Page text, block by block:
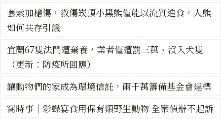
套索加槍傷，救傷崁頂小黑熊僅能以流質進食，人熊
如何共存引議
宜蘭67隻法鬥遭棄養，業者僅遭罰三萬、沒入犬隻
（更新：防疫所回應）
讓動物們的家成為環境信託，兩千萬籌備基金會達標
窩時事｜彩蝶宴食用保育類野生動物 全案偵辦不起訴